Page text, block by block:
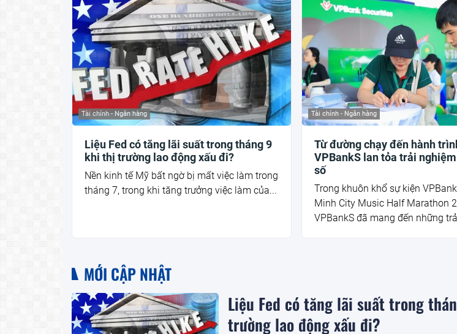
Tài chính - Ngân hàng
Liệu Fed có tăng lãi suất trong tháng 9
khi thị trường lao động xấu đi?
Nền kinh tế Mỹ bất ngờ bị mất việc làm trong
tháng 7, trong khi tăng trưởng việc làm của...
Tài chính - Ngân hàng
Từ đường chạy đến hành
VPBankS lan tỏa trải
số
Trong khuôn khổ sự kiện
Minh City Music Half Marathon
VPBankS đã mang đến những
MỚI CẬP NHẬT
Liệu Fed có tăng lãi suất trong
trường lao động xấu đi?